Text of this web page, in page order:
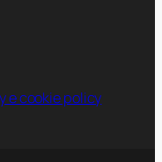
e cookie policy